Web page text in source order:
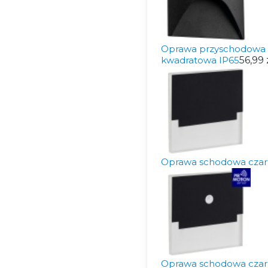
Oprawa przyschodowa
kwadratowa IP6556,99
Oprawa schodowa
Oprawa schodowa